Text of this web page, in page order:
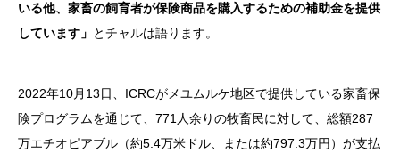
いる他、家畜の飼育者が保険商品を購入するための補助金を提供
しています」 とチャルは語ります。
2022年10月13日、ICRCがメユムルケ地区で提供している家畜保
険プログラムを通じて、771人余りの牧畜民に対して、総額287
万エチオピアブル（約5.4万米ドル、または約797.3万円）が支払